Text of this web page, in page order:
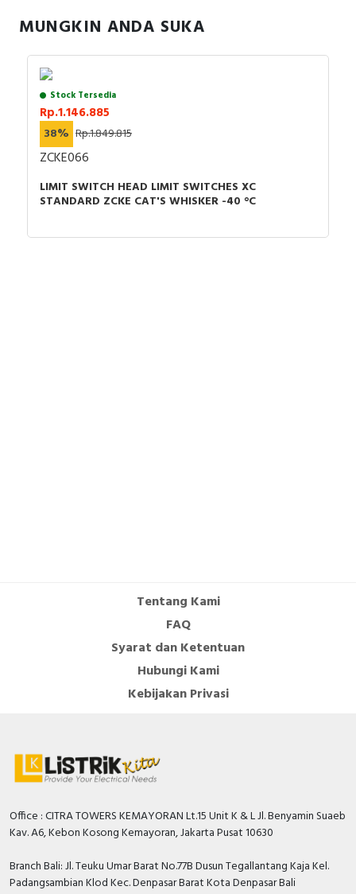
Safety Switch
Radio Frequency
Contact Block
• Lebar: 30 mm
• Kedalaman: 16 mm
• Berat bersih: 0,185 kg
MUNGKIN ANDA SUKA
Stock Tersedia
Rp.1.146.885
38% Rp.1.849.815
ZCKE066
LIMIT SWITCH HEAD LIMIT SWITCHES XC
STANDARD ZCKE CAT'S WHISKER -40 °C
Tentang Kami
FAQ
Syarat dan Ketentuan
Hubungi Kami
Kebijakan Privasi
Office : CITRA TOWERS KEMAYORAN Lt.15 Unit K & L Jl. Benyamin Suaeb
Kav. A6, Kebon Kosong Kemayoran, Jakarta Pusat 10630
Branch Bali: Jl. Teuku Umar Barat No.77B Dusun Tegallantang Kaja Kel.
Padangsambian Klod Kec. Denpasar Barat Kota Denpasar Bali